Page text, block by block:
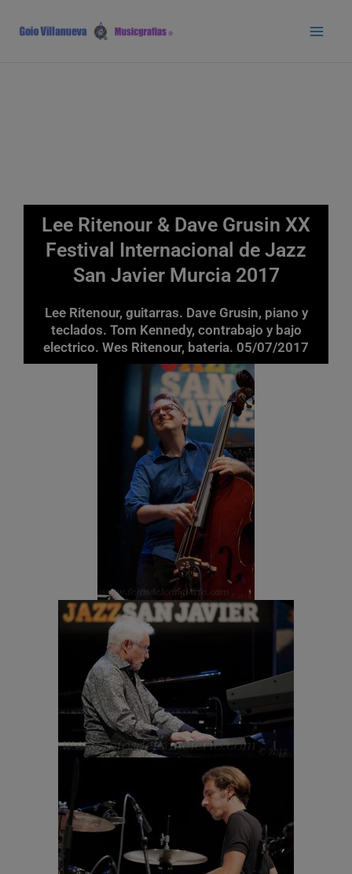
contenido
Lee Ritenour & Dave Grusin XX
Festival Internacional de Jazz
San Javier Murcia 2017
Lee Ritenour, guitarras. Dave Grusin, piano y
teclados. Tom Kennedy, contrabajo y bajo
electrico. Wes Ritenour, bateria. 05/07/2017